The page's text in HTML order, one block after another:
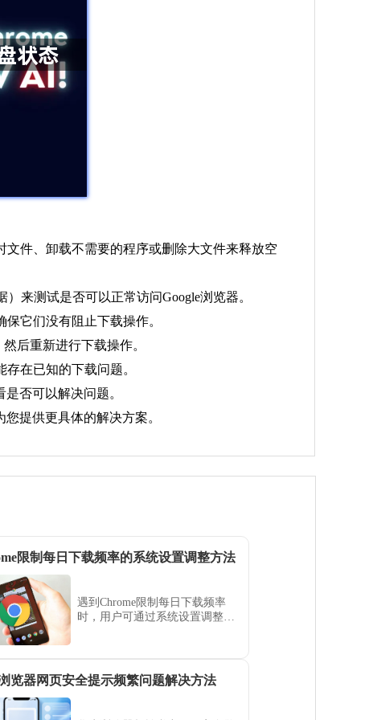
件、卸载不需要的程序或删除大文件来释放空
来测试是否可以正常访问Google浏览器。
它们没有阻止下载操作。
后重新进行下载操作。
在已知的下载问题。
否可以解决问题。
提供更具体的解决方案。
限制每日下载频率的系统设置调整方法
遇到Chrome限制每日下载频率
时，用户可通过系统设置调整，
览器网页安全提示频繁问题解决方法